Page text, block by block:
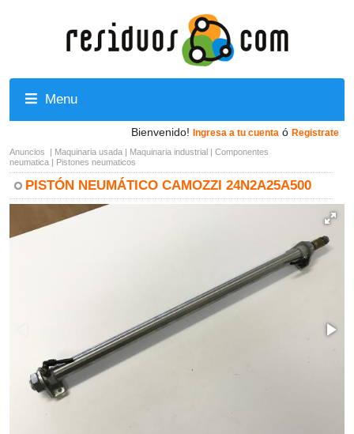
Menu
Bienvenido! Ingresa a tu cuenta ó Registrate
Anuncios | Maquinaria usada | Maquinaria industrial | Componentes
neumatica | Pistones neumaticos
PISTÓN NEUMÁTICO CAMOZZI 24N2A25A500